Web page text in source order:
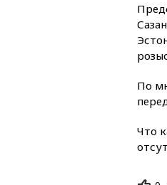
По
Что